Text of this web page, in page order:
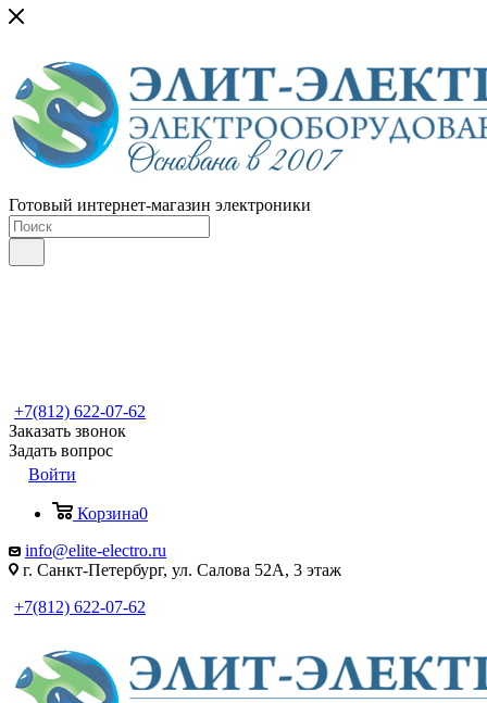
Готовый интернет-магазин электроники
+7(812) 622-07-62
Заказать звонок
Задать вопрос
Войти
Корзина0
info@elite-electro.ru
г. Санкт-Петербург, ул. Салова 52А, 3 этаж
+7(812) 622-07-62